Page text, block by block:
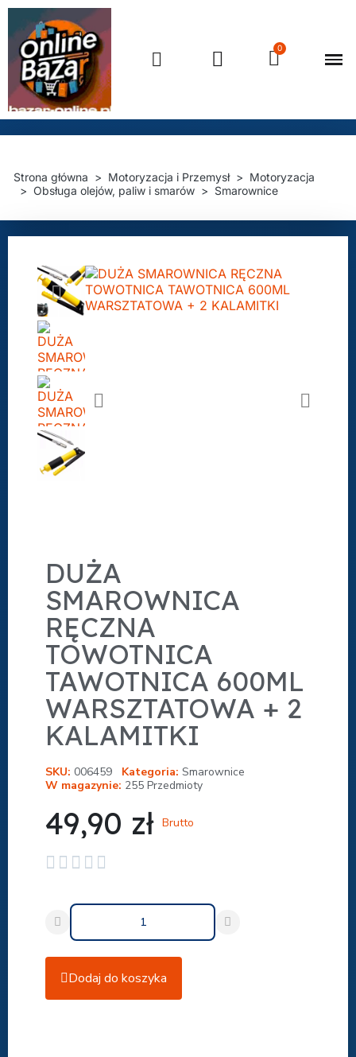
Strona główna Motoryzacja i Przemysł
Motoryzacja
Obsługa olejów, paliw i smarów
Smarownice
DUŻA
SMAROWNICA
RĘCZNA
TOWOTNICA
TAWOTNICA 600ML
WARSZTATOWA + 2
KALAMITKI
SKU 006459 Kategoria Smarownice
W magazynie 255 Przedmioty
49,90 zł Brutto
    
Dodaj do koszyka